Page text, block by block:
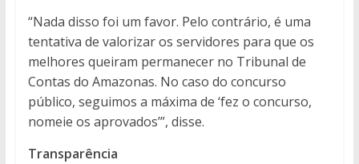
“Nada disso foi um favor. Pelo contrário, é uma
tentativa de valorizar os servidores para que os
melhores queiram permanecer no Tribunal de
Contas do Amazonas. No caso do concurso
público, seguimos a máxima de ‘fez o concurso,
nomeie os aprovados’”, disse.
Transparência